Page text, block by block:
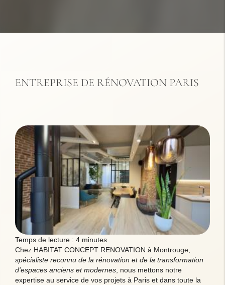
ENTREPRISE DE RÉNOVATION PARIS
Temps de lecture : 4 minutes
Chez HABITAT CONCEPT RENOVATION à Montrouge,
spécialiste reconnu de la rénovation et de la transformation
d'espaces anciens et modernes, nous mettons notre
expertise au service de vos projets à Paris et dans toute la